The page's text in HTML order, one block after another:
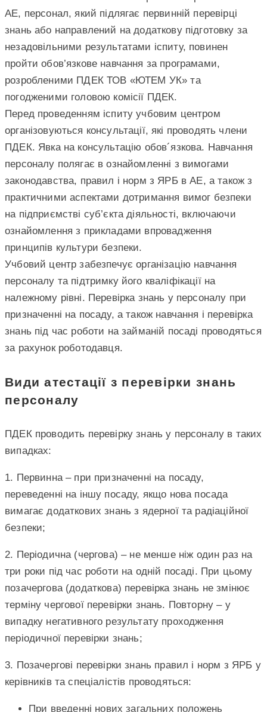
АЕ, персонал, який підлягає первинній перевірці
знань або направлений на додаткову підготовку за
незадовільними результатами іспиту, повинен
пройти обов’язкове навчання за програмами,
розробленими ПДЕК ТОВ «ЮТЕМ УК» та
погодженими головою комісії ПДЕК.
Перед проведенням іспиту учбовим центром
організовуються консультації, які проводять члени
ПДЕК. Явка на консультацію обов´язкова. Навчання
персоналу полягає в ознайомленні з вимогами
законодавства, правил і норм з ЯРБ в АЕ, а також з
практичними аспектами дотримання вимог безпеки
на підприємстві суб’єкта діяльності, включаючи
ознайомлення з прикладами впровадження
принципів культури безпеки.
Учбовий центр забезпечує організацію навчання
персоналу та підтримку його кваліфікації на
належному рівні. Перевірка знань у персоналу при
призначенні на посаду, а також навчання і перевірка
знань під час роботи на займаній посаді проводяться
за рахунок роботодавця.
Види атестації з перевірки знань
персоналу
ПДЕК проводить перевірку знань у персоналу в таких
випадках:
1. Первинна – при призначенні на посаду,
переведенні на іншу посаду, якщо нова посада
вимагає додаткових знань з ядерної та радіаційної
безпеки;
2. Періодична (чергова) – не менше ніж один раз на
три роки під час роботи на одній посаді. При цьому
позачергова (додаткова) перевірка знань не змінює
терміну чергової перевірки знань. Повторну – у
випадку негативного результату проходження
періодичної перевірки знань;
3. Позачергові перевірки знань правил і норм з ЯРБ у
керівників та спеціалістів проводяться:
При введенні нових загальних положень